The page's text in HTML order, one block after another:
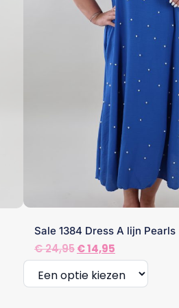
productpagina
Sale 1384 Dress A lijn Pearls
€24,95 Oorspronkelijke
prijs
was:
€ 24,95.
€14,95Huidige
prijs
is:
€ 14,95.